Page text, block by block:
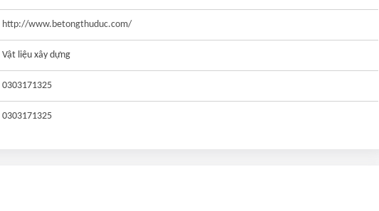
http://www.betongthuduc.com/
Vật liệu xây dựng
0303171325
0303171325